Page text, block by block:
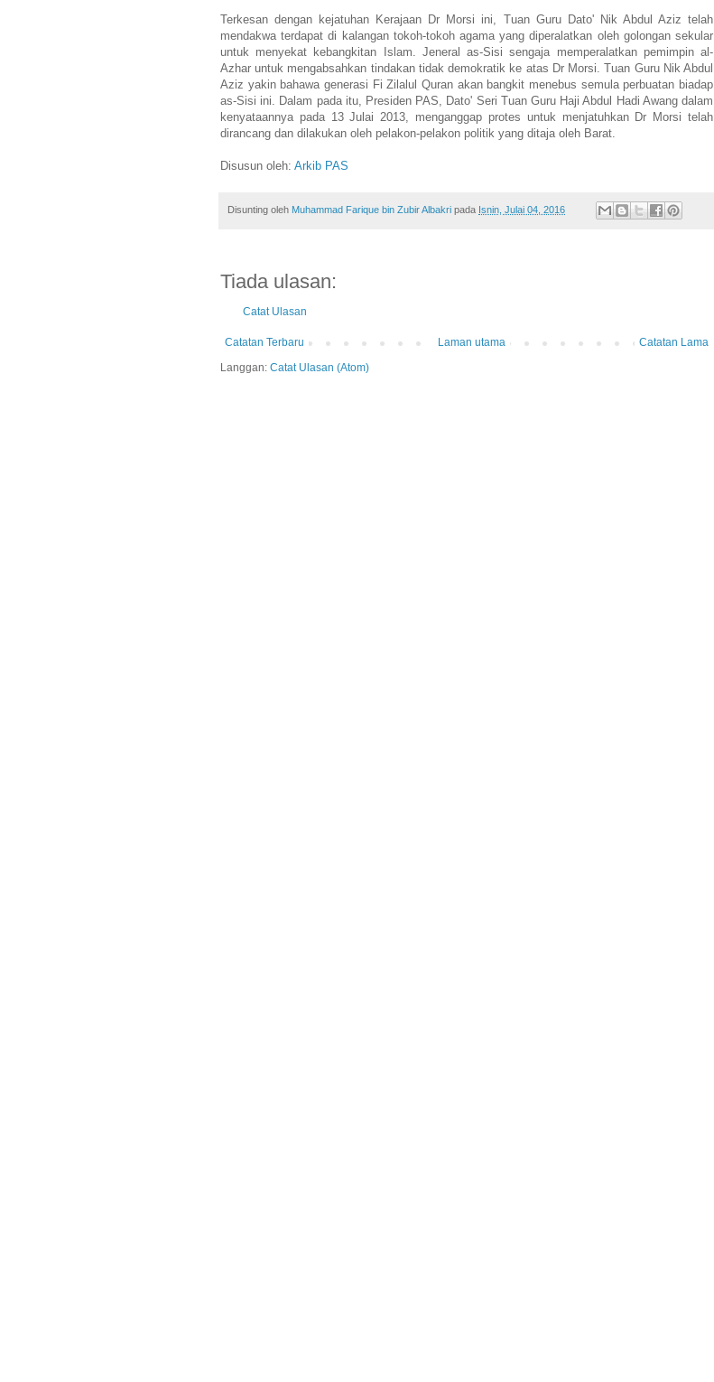
Terkesan dengan kejatuhan Kerajaan Dr Morsi ini, Tuan Guru Dato' Nik Abdul Aziz telah
mendakwa terdapat di kalangan tokoh-tokoh agama yang diperalatkan oleh golongan sekular
untuk menyekat kebangkitan Islam. Jeneral as-Sisi sengaja memperalatkan pemimpin al-
Azhar untuk mengabsahkan tindakan tidak demokratik ke atas Dr Morsi. Tuan Guru Nik Abdul
Aziz yakin bahawa generasi Fi Zilalul Quran akan bangkit menebus semula perbuatan biadap
as-Sisi ini. Dalam pada itu, Presiden PAS, Dato' Seri Tuan Guru Haji Abdul Hadi Awang dalam
kenyataannya pada 13 Julai 2013, menganggap protes untuk menjatuhkan Dr Morsi telah
dirancang dan dilakukan oleh pelakon-pelakon politik yang ditaja oleh Barat.
Disusun oleh: Arkib PAS
Disunting oleh Muhammad Farique bin Zubir Albakri pada Isnin, Julai 04, 2016
Tiada ulasan:
Catat Ulasan
Catatan Terbaru Catatan Lama
Laman utama
Langgan: Catat Ulasan (Atom)